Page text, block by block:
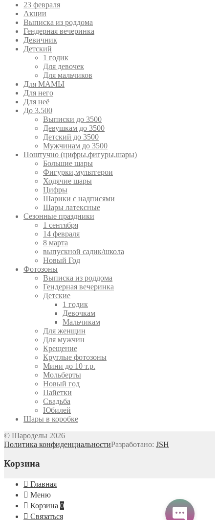
23 февраля
Акции
Выписка из роддома
Гендерная вечеринка
Девичник
Детский
1 годик
Для девочек
Для мальчиков
Для МАМЫ
Для него
Для неё
До 3.500
Выписки до 3500
Девушкам до 3500
Детский до 3500
Мужчинам до 3500
Поштучно (цифры,фигуры,шары)
Большие шары
Фигурки,мультгерои
Ходячие шары
Цифры
Шарики с надписями
Шары латексные
Сезонные праздники
1 сентября
14 февраля
8 марта
выпускной садик/школа
Новый Год
Фотозоны
Выписка из роддома
Гендерная вечеринка
Детские
1 годик
Девочкам
Мальчикам
Для женщин
Для мужчин
Крещение
Круглые фотозоны
Мини до 10 т.р.
Мольберты
Новый год
Пайетки
Свадьба
Юбилей
Шары в коробке
© Шароделы 2026
Политика конфиденциальностиРазработано: JSH
Корзина
Главная
Меню
Корзина 0
Связаться